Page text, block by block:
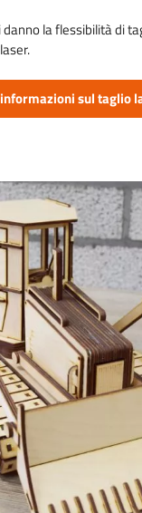
la flessibilità di
sul taglio